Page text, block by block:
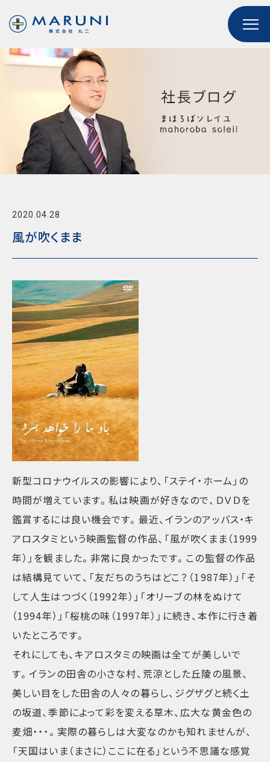
2020.04.28
風が吹くまま
新型コロナウイルスの影響により、「ステイ・ホーム」の
時間が増えています。私は映画が好きなので、ＤＶＤを
鑑賞するには良い機会です。最近、イランのアッバス・キ
アロスタミという映画監督の作品、「風が吹くまま（1999
年）」を観ました。非常に良かったです。この監督の作品
は結構見ていて、「友だちのうちはどこ？（1987年）」「そ
して人生はつづく（1992年）」「オリーブの林をぬけて
（1994年）」「桜桃の味（1997年）」に続き、本作に行き着
いたところです。
それにしても、キアロスタミの映画は全てが美しいで
す。イランの田舎の小さな村、荒涼とした丘陵の風景、
美しい目をした田舎の人々の暮らし、ジグザグと続く土
の坂道、季節によって彩を変える草木、広大な黄金色の
麦畑・・・。実際の暮らしは大変なのかも知れませんが、
「天国はいま（まさに）ここに在る」という不思議な感覚